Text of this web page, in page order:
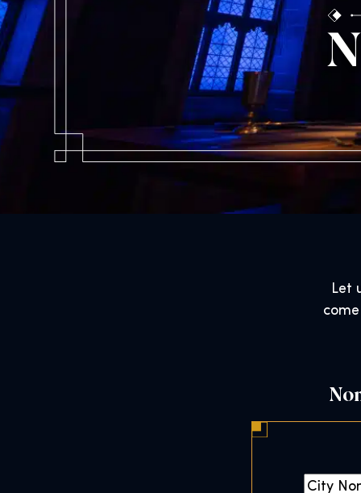
Let
C